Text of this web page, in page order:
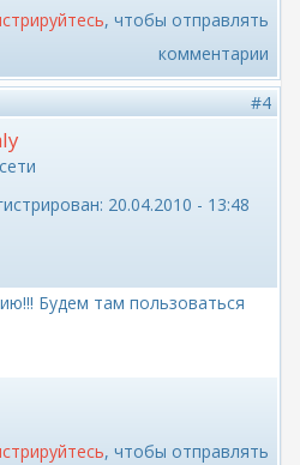
, чтобы отправлять
комментарии
#4
20.04.2010 - 13:48
Будем там пользоваться
, чтобы отправлять